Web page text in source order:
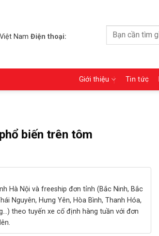
Nam Điện thoại:
Tìm
kiếm:
Giới thiệu Tin tức
biến trên tôm
Hà Nội và freeship đơn tỉnh (Bắc Ninh, Bắc
Nguyên, Hưng Yên, Hòa Bình, Thanh Hóa,
theo tuyến xe cố định hàng tuần với đơn